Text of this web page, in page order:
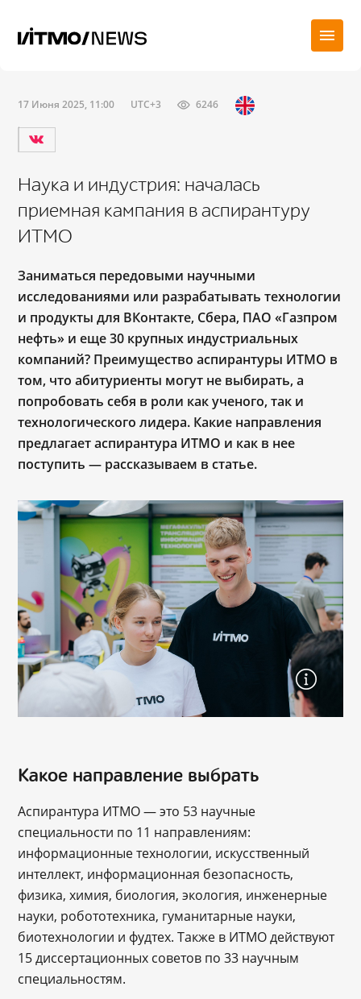
17 Июня 2025, 11:00 UTC+3 6246
Наука и индустрия: началась
приемная кампания в аспирантуру
ИТМО
Заниматься передовыми научными
исследованиями или разрабатывать технологии
и продукты для ВКонтакте, Сбера, ПАО «Газпром
нефть» и еще 30 крупных индустриальных
компаний? Преимущество аспирантуры ИТМО в
том, что абитуриенты могут не выбирать, а
попробовать себя в роли как ученого, так и
технологического лидера. Какие направления
предлагает аспирантура ИТМО и как в нее
поступить — рассказываем в статье.
Какое направление выбрать
Аспирантура ИТМО — это 53 научные
специальности по 11 направлениям:
информационные технологии, искусственный
интеллект, информационная безопасность,
физика, химия, биология, экология, инженерные
науки, робототехника, гуманитарные науки,
биотехнологии и фудтех. Также в ИТМО действуют
15 диссертационных советов по 33 научным
специальностям.